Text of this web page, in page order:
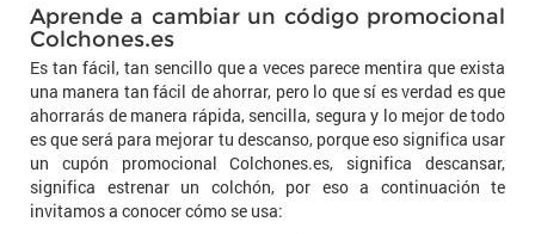
Aprende a cambiar un código promocional
Colchones.es
Es tan fácil, tan sencillo que a veces parece mentira que exista
una manera tan fácil de ahorrar, pero lo que sí es verdad es que
ahorrarás de manera rápida, sencilla, segura y lo mejor de todo
es que será para mejorar tu descanso, porque eso significa usar
un cupón promocional Colchones.es, significa descansar,
significa estrenar un colchón, por eso a continuación te
invitamos a conocer cómo se usa: